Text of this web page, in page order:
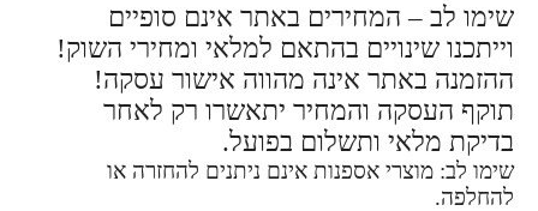
שימו לב – המחירים באתר אינם סופיים
וייתכנו שינויים בהתאם למלאי ומחירי השוק!
ההזמנה באתר אינה מהווה אישור עסקה!
תוקף העסקה והמחיר יתאשרו רק לאחר
בדיקת מלאי ותשלום בפועל.
שימו לב: מוצרי אספנות אינם ניתנים להחזרה או
להחלפה.